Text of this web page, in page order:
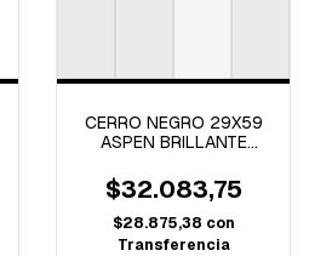
CERRO NEGRO 29X59
ASPEN BRILLANTE
$32.083,75
$28.875,38 con
Transferencia